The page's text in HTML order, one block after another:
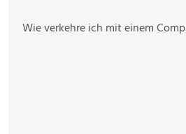
Wie verkehre ich mit einem